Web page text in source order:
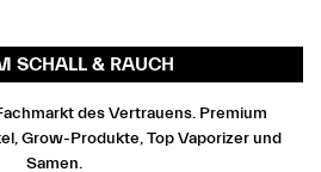
SCHALL & RAUCH
des Vertrauens. Premium
Grow-Produkte, Top Vaporizer und
Samen.